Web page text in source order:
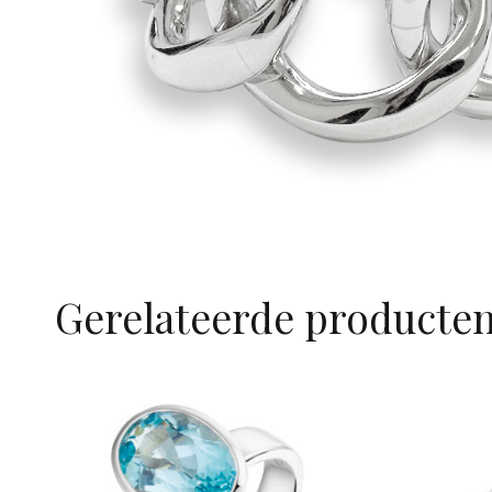
Gerelateerde